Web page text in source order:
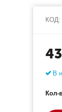
КОД:
В
Кол-